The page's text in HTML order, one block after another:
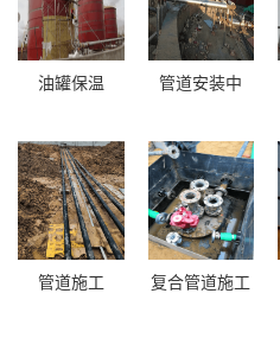
油罐保温 管道安装中
管道施工 复合管道施工